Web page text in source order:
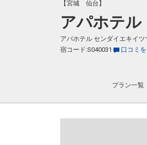
【宮城 仙台】
アパホテル
アパホテル センダイエキイツ
宿コード:S040031
口コミ
プラン一覧